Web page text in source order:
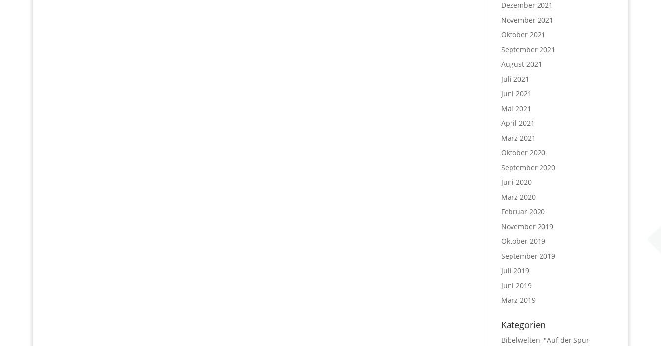
Dezember 2021
November 2021
Oktober 2021
September 2021
August 2021
Juli 2021
Juni 2021
Mai 2021
April 2021
März 2021
Oktober 2020
September 2020
Juni 2020
März 2020
Februar 2020
November 2019
Oktober 2019
September 2019
Juli 2019
Juni 2019
März 2019
Kategorien
Bibelwelten: "Auf der Spur